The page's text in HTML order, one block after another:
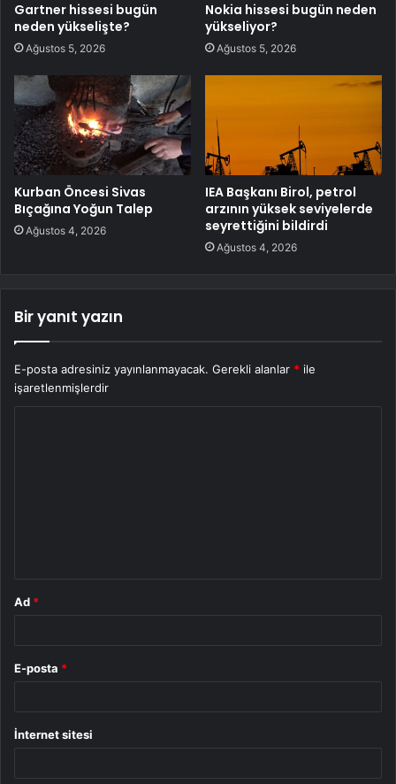
Gartner hissesi bugün
neden yükselişte?
Ağustos 5, 2026
Nokia hissesi bugün neden
yükseliyor?
Ağustos 5, 2026
Kurban Öncesi Sivas
Bıçağına Yoğun Talep
Ağustos 4, 2026
IEA Başkanı Birol, petrol
arzının yüksek seviyelerde
seyrettiğini bildirdi
Ağustos 4, 2026
Bir yanıt yazın
E-posta adresiniz yayınlanmayacak. Gerekli alanlar * ile
işaretlenmişlerdir
Ad *
E-posta *
İnternet sitesi